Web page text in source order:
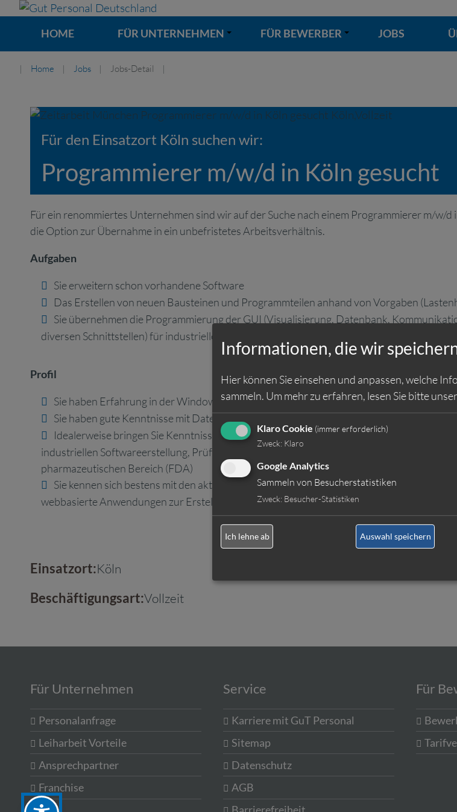
HOME FÜR UNTERNEHMEN FÜR BEWERBER JOBS
Home Jobs Jobs-Detail
Für den Einsatzort Köln suchen wir:
Programmierer m/w/d in Köln gesucht
Für ein renommiertes Unternehmen sind wir auf der Suche nach einem Programmierer m/w/d
die Option zur Übernahme in ein unbefristetes Arbeitsverhältnis.
Aufgaben
Sie erweitern schon vorhandene Software
Das Erstellen von neuen Bausteinen und Programmteilen anhand von Vorgaben
Sie übernehmen die Programmierung der GUI (Visualisierung, Datenbank,
diversen Schnittstellen) für industrielle Prüfgeräte
Profil
Sie haben Erfahrung in der Windows Programmierung
Sie haben gute Kenntnisse mit Datenbankprogrammierung und Microsoft Visual Studio
Idealerweise bringen Sie Kenntnisse mit bei einschlägiger Normen und Standards aus
industriellen Softwareerstellung, Prüfung und Softwarevalidierung für den
pharmazeutischen Bereich (FDA)
Sie kennen sich bestens mit den aktuellen Programmiersprachen aus (Java, C#, PHP,
webbasierte Anwendungen zur Erstellung einer neuen Windows-Software)
Einsatzort:Köln
Beschäftigungsart:Vollzeit
Für Unternehmen
Personalanfrage
Leiharbeit Vorteile
Ansprechpartner
Franchise
Service
Karriere mit GuT Personal
Sitemap
Datenschutz
AGB
Für
Informationen, die wir
Hier können Sie einsehen und anpassen, welche
sammeln. Um mehr zu erfahren, lesen Sie bitte
Klaro Cookie (immer erforderlich)
Zweck: Klaro
Google Analytics
Sammeln von Besucherstatistiken
Zweck: Besucher-Statistiken
Ich lehne ab Auswahl speichern